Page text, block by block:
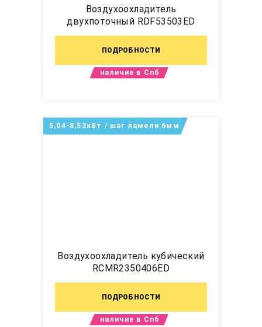
Воздухоохладитель
двухпоточный RDF53503ED
ПОДРОБНОСТИ
наличие в Спб
Воздухоохладитель кубический
RCMR2350406ED
ПОДРОБНОСТИ
5,04-8,52кВт / шаг ламели 6мм
наличие в Спб